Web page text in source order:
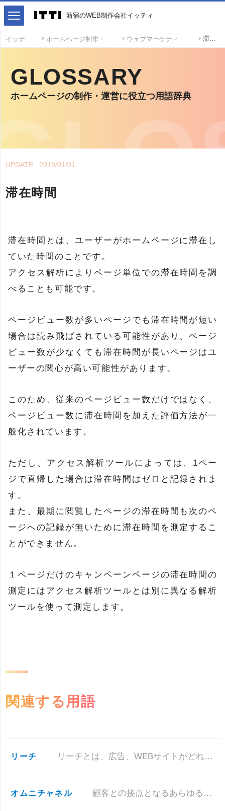
イッティ ホームページ制作・運営用語 ウェブマーケティング用語 滞在時間
GLOSSARY
ホームページの制作・運営に役立つ用語辞典
UPDATE : 2019/01/01
滞在時間
滞在時間とは、ユーザーがホームページに滞在し
ていた時間のことです。
アクセス解析によりページ単位での滞在時間を調
べることも可能です。
ページビュー数が多いページでも滞在時間が短い
場合は読み飛ばされている可能性があり、ページ
ビュー数が少なくても滞在時間が長いページはユ
ーザーの関心が高い可能性があります。
このため、従来のページビュー数だけではなく、
ページビュー数に滞在時間を加えた評価方法が一
般化されています。
ただし、アクセス解析ツールによっては、1ペー
ジで直帰した場合は滞在時間はゼロと記録されま
す。
また、最期に閲覧したページの滞在時間も次のペ
ージへの記録が無いために滞在時間を測定するこ
とができません。
１ページだけのキャンペーンページの滞在時間の
測定にはアクセス解析ツールとは別に異なる解析
ツールを使って測定します。
関連する用語
リーチ リーチとは、広告、WEBサイトがどれだけのユーザーに閲覧されたかを示す値のことです。
オムニチャネル 顧客との接点となるあらゆるチャネル（実店舗、インターネット、テレビ、カタログ、電話、FAX、イベントなど）を使った販売戦
新宿のWEB制作会社イッティ